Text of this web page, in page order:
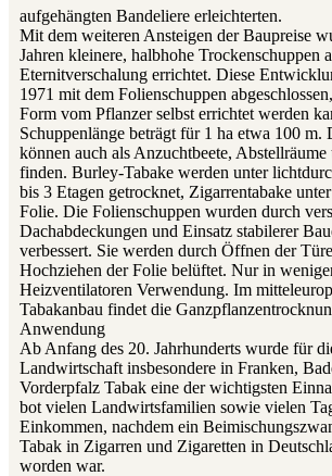
aufgehängten Bandeliere erleichterten.
Mit dem weiteren Ansteigen der Baupreise
Jahren kleinere, halbhohe Trockenschuppen
Eternitverschalung errichtet. Diese
1971 mit dem Folienschuppen
Form vom Pflanzer selbst errichtet werden
Schuppenlänge beträgt für 1 ha etwa 100 m.
können auch als Anzuchtbeete,
finden. Burley-Tabake werden unter
bis 3 Etagen getrocknet, Zigarrentabake
Folie. Die Folienschuppen wurden durch
Dachabdeckungen und Einsatz stabilerer
verbessert. Sie werden durch Öffnen der
Hochziehen der Folie belüftet. Nur in
Heizventilatoren Verwendung. Im
Tabakanbau findet die
Anwendung
Ab Anfang des 20. Jahrhunderts wurde für
Landwirtschaft insbesondere in Franken,
Vorderpfalz Tabak eine der wichtigsten
bot vielen Landwirtsfamilien sowie vielen
Einkommen, nachdem ein
Tabak in Zigarren und Zigaretten in
worden war.